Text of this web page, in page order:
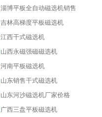
淄博平板全自动磁选机销售
吉林高梯度平板磁选机
江西干式磁选机
山西永磁强磁磁选机
河南平板磁选机
山东销售干式磁选机
山东河沙磁选机厂家价格
广西三盘平板磁选机